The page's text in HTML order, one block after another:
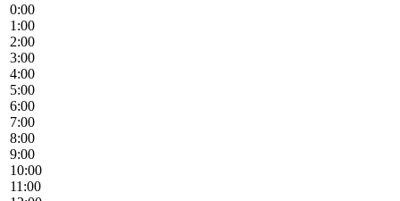
0:00
1:00
2:00
3:00
4:00
5:00
6:00
7:00
8:00
9:00
10:00
11:00